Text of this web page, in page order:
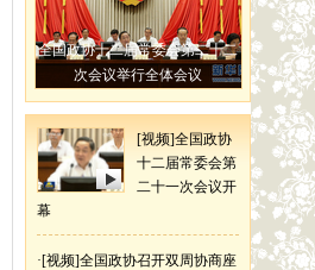
全国政协十二届常委会第二十二
次会议举行全体会议
[视频]全国政协
十二届常委会第
二十一次会议开
幕
·[视频]全国政协召开双周协商座